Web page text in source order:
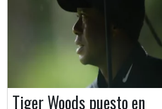
Tiger Woods puesto en